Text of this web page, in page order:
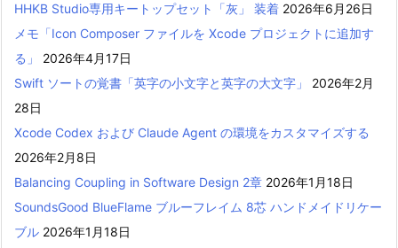
HHKB Studio専用キートップセット「灰」 装着 2026年6月26日
メモ「Icon Composer ファイルを Xcode プロジェクトに追加す
る」
2026年4月17日
Swift ソートの覚書「英字の小文字と英字の大文字」
2026年2月
28日
Xcode Codex および Claude Agent の環境をカスタマイズする
2026年2月8日
Balancing Coupling in Software Design 2章 2026年1月18日
SoundsGood BlueFlame ブルーフレイム 8芯 ハンドメイドリケー
ブル 2026年1月18日